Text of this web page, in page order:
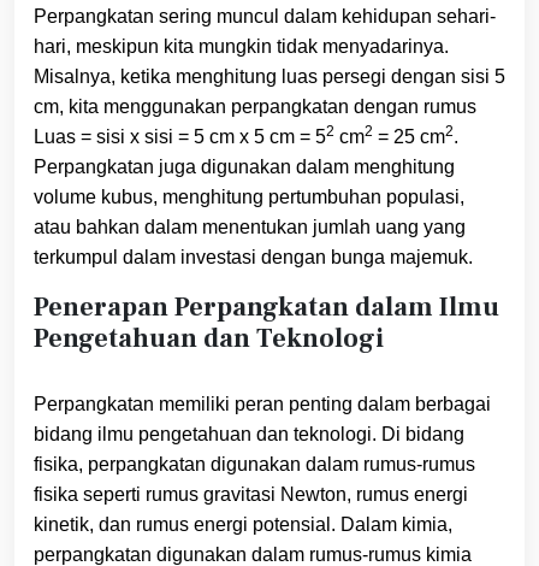
Perpangkatan sering muncul dalam kehidupan sehari-
hari, meskipun kita mungkin tidak menyadarinya.
Misalnya, ketika menghitung luas persegi dengan sisi 5
cm, kita menggunakan perpangkatan dengan rumus
Luas = sisi x sisi = 5 cm x 5 cm = 52 cm2 = 25 cm2.
Perpangkatan juga digunakan dalam menghitung
volume kubus, menghitung pertumbuhan populasi,
atau bahkan dalam menentukan jumlah uang yang
terkumpul dalam investasi dengan bunga majemuk.
Penerapan Perpangkatan dalam Ilmu
Pengetahuan dan Teknologi
Perpangkatan memiliki peran penting dalam berbagai
bidang ilmu pengetahuan dan teknologi. Di bidang
fisika, perpangkatan digunakan dalam rumus-rumus
fisika seperti rumus gravitasi Newton, rumus energi
kinetik, dan rumus energi potensial. Dalam kimia,
perpangkatan digunakan dalam rumus-rumus kimia